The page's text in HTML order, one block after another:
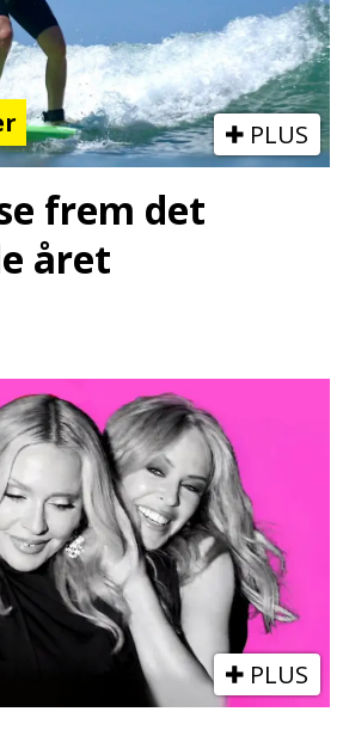
PLUS
frem det
året
PLUS